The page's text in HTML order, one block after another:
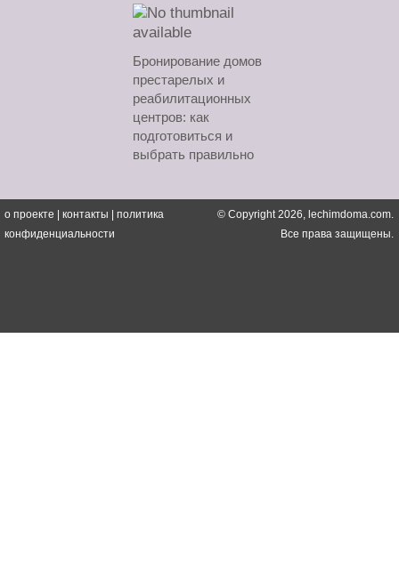
Бронирование домов
престарелых и
реабилитационных
центров: как
подготовиться и
выбрать правильно
о проекте контакты
политика
конфиденциальности
© Copyright 2026, lechimdoma.com.
Все права защищены.